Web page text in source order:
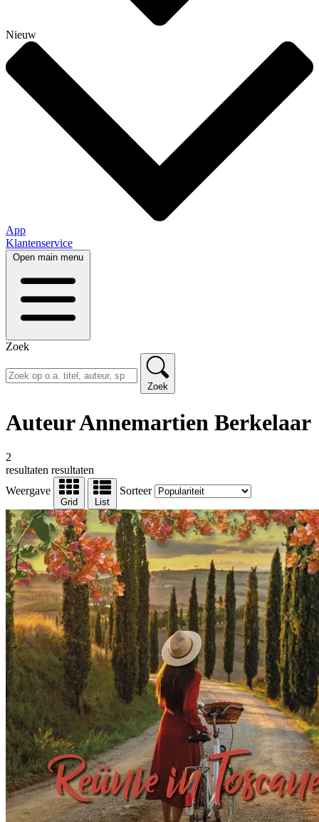
Nieuw
App
Klantenservice
Open main menu
Zoek
Zoek
Auteur Annemartien Berkelaar
2
resultaten resultaten
Weergave
Grid List
Sorteer